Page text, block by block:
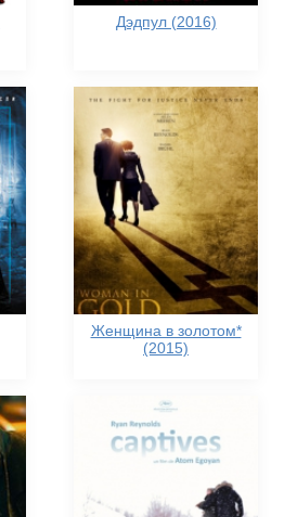
Дэдпул (2016)
Женщина в золотом*
(2015)